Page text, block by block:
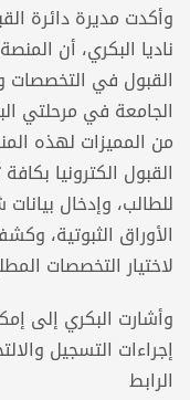
وأكدت مديرة دائرة
ناديا البكري، أن
القبول في التخصصات
الجامعة في مرحلتي
من المميزات لهذه
القبول الكترونيا
للطالب، وإدخال
الأوراق الثبوتية،
لاختيار التخصصات
وأشارت البكري إلى
إجراءات التسجيل
الرابط